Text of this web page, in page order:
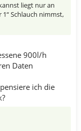
liegt nur an
Schlauch nimmst,
900l/h
Daten
ich die